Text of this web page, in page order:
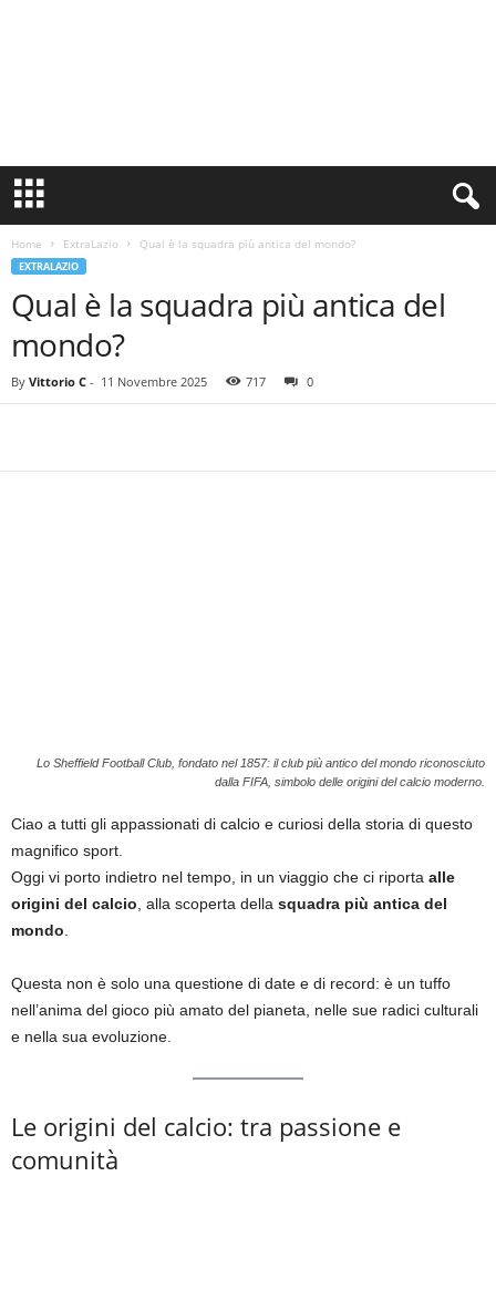
n
o
Home ExtraLazio Qual è la squadra più antica del mondo?
EXTRALAZIO
Qual è la squadra più antica del
mondo?
By Vittorio C - 11 Novembre 2025 717 0
Lo Sheffield Football Club, fondato nel 1857: il club più antico del mondo riconosciuto
dalla FIFA, simbolo delle origini del calcio moderno.
Ciao a tutti gli appassionati di calcio e curiosi della storia di questo
magnifico sport.
Oggi vi porto indietro nel tempo, in un viaggio che ci riporta alle
origini del calcio , alla scoperta della squadra più antica del
mondo
Questa non è solo una questione di date e di record: è un tuffo
nell’anima del gioco più amato del pianeta, nelle sue radici culturali
e nella sua evoluzione.
Le origini del calcio: tra passione e
comunità